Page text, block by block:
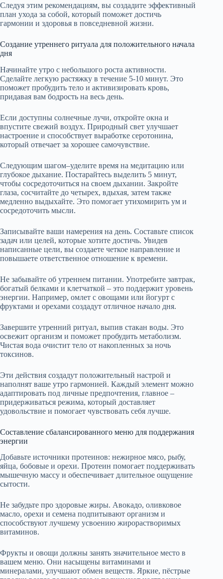
Следуя этим рекомендациям, вы создадите эффективный
план ухода за собой, который поможет достичь
гармонии и здоровья в повседневной жизни.
Создание утреннего ритуала для положительного начала
дня
Начинайте утро с небольшого роста активности.
Сделайте легкую растяжку в течение 5-10 минут. Это
поможет пробудить тело и активизировать кровь,
придавая вам бодрость на весь день.
Если доступны солнечные лучи, откройте окна и
впустите свежий воздух. Природный свет улучшает
настроение и способствует выработке серотонина,
который отвечает за хорошее самочувствие.
Следующим шагом–уделите время на медитацию или
глубокое дыхание. Постарайтесь выделить 5 минут,
чтобы сосредоточиться на своем дыхании. Закройте
глаза, сосчитайте до четырех, вдыхая, затем также
медленно выдыхайте. Это помогает утихомирить ум и
сосредоточить мысли.
Записывайте ваши намерения на день. Составьте список
задач или целей, которые хотите достичь. Увидев
написанные цели, вы создаете четкое направление и
повышаете ответственное отношение к времени.
Не забывайте об утреннем питании. Употребите завтрак,
богатый белками и клетчаткой – это поддержит уровень
энергии. Например, омлет с овощами или йогурт с
фруктами и орехами создадут отличное начало дня.
Завершите утренний ритуал, выпив стакан воды. Это
освежит организм и поможет пробудить метаболизм.
Чистая вода очистит тело от накопленных за ночь
токсинов.
Эти действия создадут положительный настрой и
наполнят ваше утро гармонией. Каждый элемент можно
адаптировать под личные предпочтения, главное –
придерживаться режима, который доставляет
удовольствие и помогает чувствовать себя лучше.
Составление сбалансированного меню для поддержания
энергии
Добавьте источники протеинов: нежирное мясо, рыбу,
яйца, бобовые и орехи. Протеин помогает поддерживать
мышечную массу и обеспечивает длительное ощущение
сытости.
Не забудьте про здоровые жиры. Авокадо, оливковое
масло, орехи и семена подпитывают организм и
способствуют лучшему усвоению жирорастворимых
витаминов.
Фрукты и овощи должны занять значительное место в
вашем меню. Они насыщены витаминами и
минералами, улучшают обмен веществ. Яркие, пёстрые